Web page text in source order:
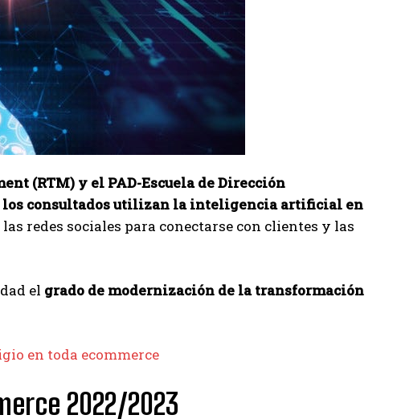
(RTM) y el PAD-Escuela de Dirección
los consultados utilizan la inteligencia artificial en
las redes sociales para conectarse con clientes y las
el grado de modernización de la transformación
en toda ecommerce
2022/2023